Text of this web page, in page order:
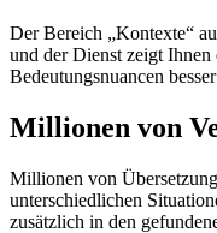
Der Bereich „Kontexte“
und der Dienst zeigt Ihnen
Bedeutungsnuancen
Millionen von
Millionen von
unterschiedlichen
zusätzlich in den